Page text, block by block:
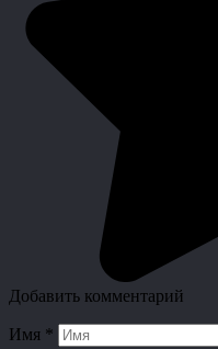
Добавить комментарий
Имя *